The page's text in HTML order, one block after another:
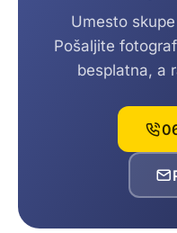
Umesto
Pošaljite
besplatna, a